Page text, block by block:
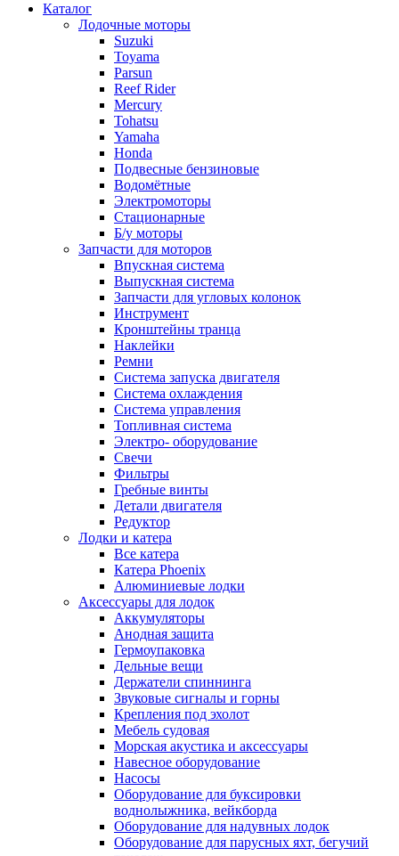
Каталог
Лодочные моторы
Suzuki
Toyama
Parsun
Reef Rider
Mercury
Tohatsu
Yamaha
Honda
Подвесные бензиновые
Водомётные
Электромоторы
Стационарные
Б/у моторы
Запчасти для моторов
Впускная система
Выпускная система
Запчасти для угловых колонок
Инструмент
Кронштейны транца
Наклейки
Ремни
Система запуска двигателя
Система охлаждения
Система управления
Топливная система
Электро- оборудование
Свечи
Фильтры
Гребные винты
Детали двигателя
Редуктор
Лодки и катера
Все катера
Катера Phoenix
Алюминиевые лодки
Аксессуары для лодок
Аккумуляторы
Анодная защита
Гермоупаковка
Дельные вещи
Держатели спиннинга
Звуковые сигналы и горны
Крепления под эхолот
Мебель судовая
Морская акустика и аксессуары
Навесное оборудование
Насосы
Оборудование для буксировки
воднолыжника, вейкборда
Оборудование для надувных лодок
Оборудование для парусных яхт, бегучий